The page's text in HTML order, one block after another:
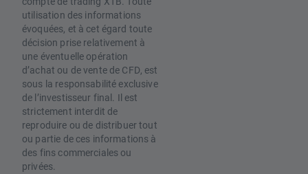
utilisation des informations
évoquées, et à cet égard toute
décision prise relativement à
une éventuelle opération
d’achat ou de vente de CFD, est
sous la responsabilité exclusive
de l’investisseur final. Il est
strictement interdit de
reproduire ou de distribuer tout
ou partie de ces informations à
des fins commerciales ou
privées.